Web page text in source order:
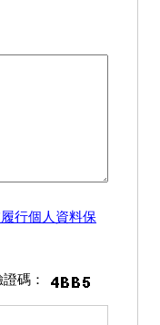
行個人資料保
碼：